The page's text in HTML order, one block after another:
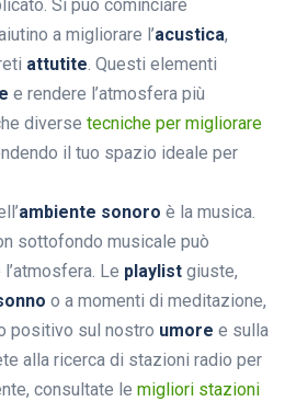
Si può cominciare
a migliorare l’acustica,
attutite. Questi elementi
e rendere l’atmosfera più
diverse tecniche per migliorare
il tuo spazio ideale per
ambiente sonoro è la musica.
sottofondo musicale può
Le playlist giuste,
o a momenti di meditazione,
positivo sul nostro umore e sulla
alla ricerca di stazioni radio per
consultate le migliori stazioni